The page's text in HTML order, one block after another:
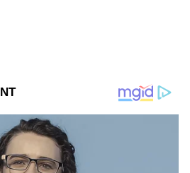
ট্যাবলেট এবং তাদের দাম